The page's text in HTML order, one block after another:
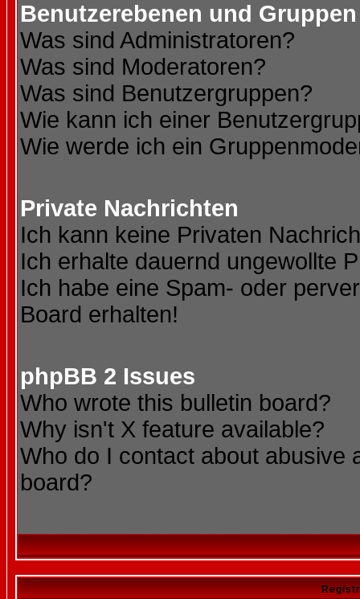
Benutzerebenen und Gruppen
Was sind Administratoren?
Was sind Moderatoren?
Was sind Benutzergruppen?
Wie kann ich einer
Wie werde ich ein
Private Nachrichten
Ich kann keine Privaten
Ich erhalte dauernd ungewollte
Ich habe eine Spam- oder
Board erhalten!
phpBB 2 Issues
Who wrote this bulletin board?
Why isn't X feature available?
Who do I contact about abusive
board?